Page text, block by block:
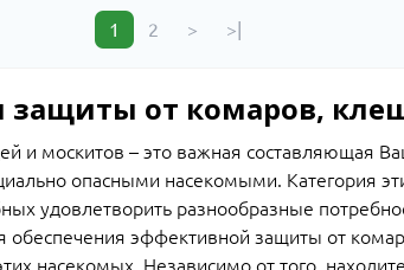
1 2 > >|
защиты от комаров,
и москитов – это важная составляющая
опасными насекомыми. Категория
удовлетворить разнообразные
обеспечения эффективной защиты от
насекомых. Независимо от того,